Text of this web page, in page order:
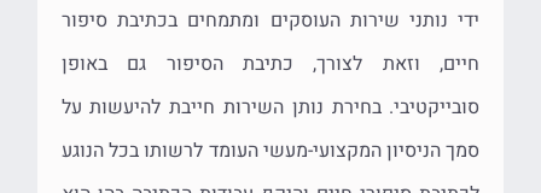
ידי נותני שירות העוסקים ומתמחים בכתיבת סיפור
חיים, וזאת לצורך, כתיבת הסיפור גם באופן
סובייקטיבי. בחירת נותן השירות חייבת להיעשות על
סמך הניסיון המקצועי-מעשי העומד לרשותו בכל הנוגע